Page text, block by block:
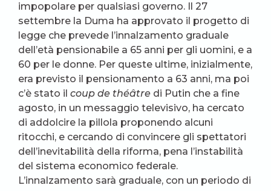
impopolare per qualsiasi governo. Il 27
settembre la Duma ha approvato il progetto di
legge che prevede l’innalzamento graduale
dell’età pensionabile a 65 anni per gli uomini, e a
60 per le donne. Per queste ultime, inizialmente,
era previsto il pensionamento a 63 anni, ma poi
c’è stato il coup de théâtre di Putin che a fine
agosto, in un messaggio televisivo, ha cercato
di addolcire la pillola proponendo alcuni
ritocchi, e cercando di convincere gli spettatori
dell’inevitabilità della riforma, pena l’instabilità
del sistema economico federale.
L’innalzamento sarà graduale, con un periodo di